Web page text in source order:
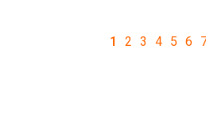
1 2 3 4 5 6